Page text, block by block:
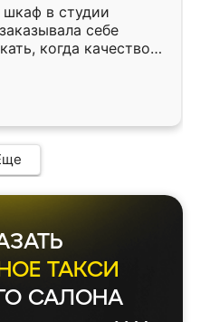
шкаф в студии
себе
когда качеством
кухня уже почти
ТАКСИ
САЛОНА